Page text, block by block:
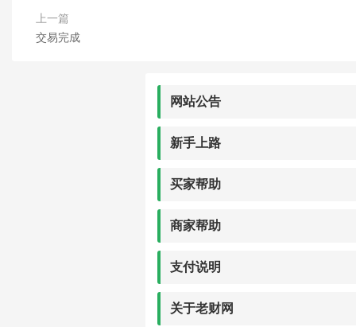
上一篇
交易完成
网站公告
新手上路
买家帮助
商家帮助
支付说明
关于老财网